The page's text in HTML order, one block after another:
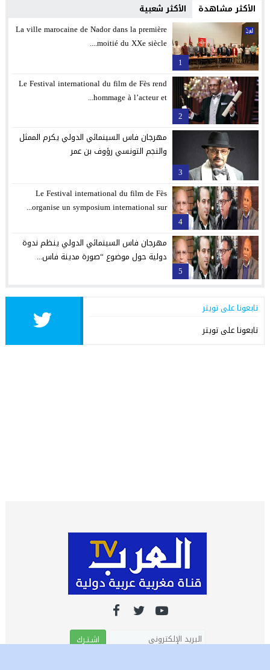
الأكثر مشاهدة الأكثر شعبية
1
La ville marocaine de Nador dans la première
moitié du XXe siècle....
2
Le Festival international du film de Fès rend
hommage à l’acteur et...
3
مهرجان فاس السينمائي الدولي يكرم الممثل
والنجم التونسي رؤوف بن عمر
4
Le Festival international du film de Fès
organise un symposium international sur...
5
مهرجان فاس السينمائي الدولي ينظم ندوة
دولية حول موضوع “صورة مدينة فاس...
تابعونا على تويتر
تابعونا على تويتر
اشـتـرك